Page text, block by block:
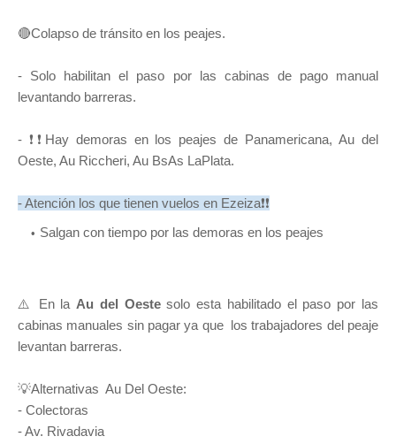
🔴Colapso de tránsito en los peajes.
- Solo habilitan el paso por las cabinas de pago manual
levantando barreras.
- ❗❗Hay demoras en los peajes de Panamericana, Au del
Oeste, Au Riccheri, Au BsAs LaPlata.
- Atención los que tienen vuelos en Ezeiza❗❗
Salgan con tiempo por las demoras en los peajes
⚠️ En laAu del Oestesolo esta habilitado el paso por las
cabinas manuales sin pagar ya que los trabajadores del peaje
levantan barreras.
💡Alternativas Au Del Oeste:
- Colectoras
- Av. Rivadavia